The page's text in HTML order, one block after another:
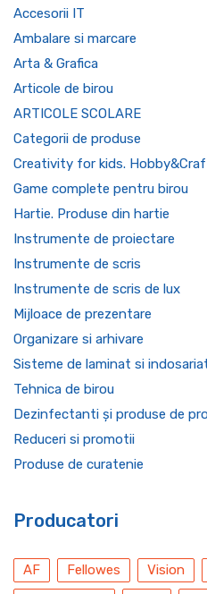
Accesorii IT
Ambalare si marcare
Arta & Grafica
Articole de birou
ARTICOLE SCOLARE
Categorii de produse
Creativity for kids.
Game complete pentru birou
Hartie. Produse din hartie
Instrumente de proiectare
Instrumente de scris
Instrumente de scris de lux
Mijloace de prezentare
Organizare si arhivare
Sisteme de laminat si
Tehnica de birou
Dezinfectanti și produse de
Reduceri si promotii
Produse de curatenie
Producatori
AF Fellowes Vision